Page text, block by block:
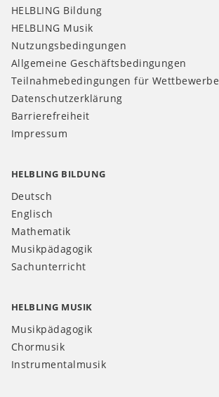
HELBLING Bildung
HELBLING Musik
Nutzungsbedingungen
Allgemeine Geschäftsbedingungen
Teilnahmebedingungen für Wettbewerbe
Datenschutzerklärung
Barrierefreiheit
Impressum
HELBLING BILDUNG
Deutsch
Englisch
Mathematik
Musikpädagogik
Sachunterricht
HELBLING MUSIK
Musikpädagogik
Chormusik
Instrumentalmusik